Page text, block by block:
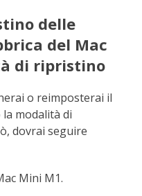
delle
del Mac
di ripristino
o reimposterai il
modalità di
dovrai seguire
Mini M1.